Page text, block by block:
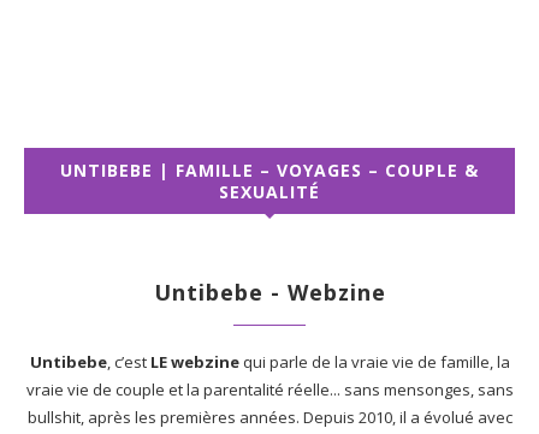
UNTIBEBE | FAMILLE – VOYAGES – COUPLE &
SEXUALITÉ
Untibebe - Webzine
Untibebe, c’est LE webzinequi parle de la vraie vie de famille, la
vraie vie de couple et la parentalité réelle... sans mensonges, sans
bullshit, après les premières années. Depuis 2010, il a évolué avec